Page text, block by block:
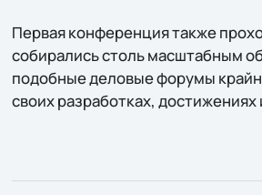
Первая конференция также
собирались столь масштабным
подобные деловые форумы
своих разработках,